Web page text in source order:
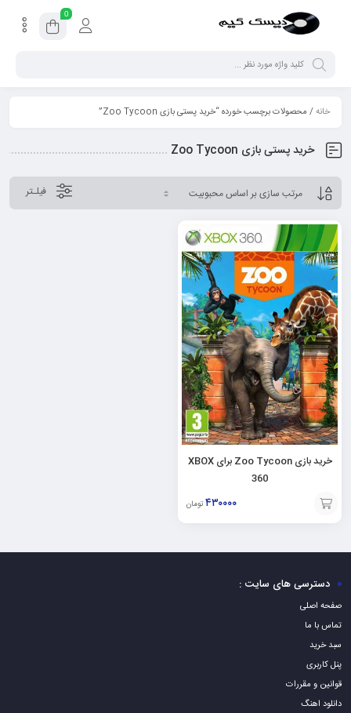
0
خانه/ محصولات برچسب خورده “خرید پستی بازی Zoo Tycoon”
خرید پستی بازی Zoo Tycoon
فیلـتر
خرید بازی Zoo Tycoon برای XBOX
360
۴۳۰۰۰۰ تومان
افزودن
به
دسترسی های سایت :
صفحه اصلی
تماس با ما
سبد خرید
پنل کاربری
قوانین و مقررات
دانلود اهنگ